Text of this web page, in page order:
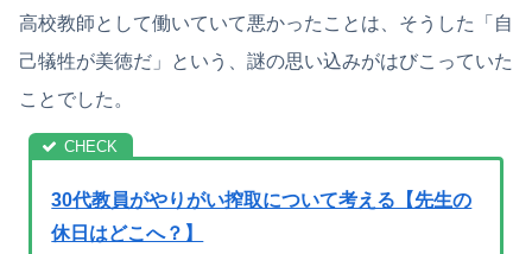
高校教師として働いていて悪かったことは、そうした「自
己犠牲が美徳だ」という、謎の思い込みがはびこっていた
ことでした。
30代教員がやりがい搾取について考える【先生の
休日はどこへ？】